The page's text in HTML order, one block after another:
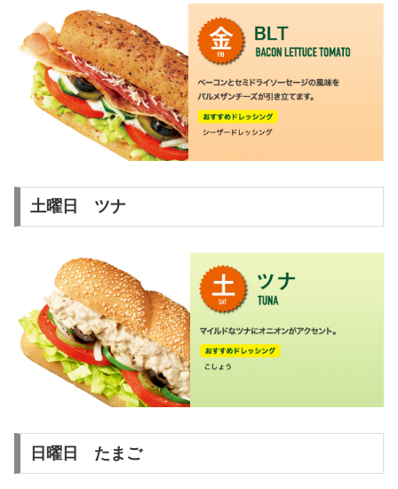
土曜日 ツナ
日曜日 たまご